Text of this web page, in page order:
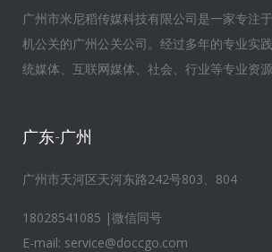
广州市米尼稻传媒科技有限公司是一家专注
机公关的广州公关公司。经过多年的专业实
统媒体、互联网媒体、社会、行业等专业资源
广东-广州
广州市天河区天河东路242号803、804
18028541085 |微信同号
E-mail: service@doccgo.com